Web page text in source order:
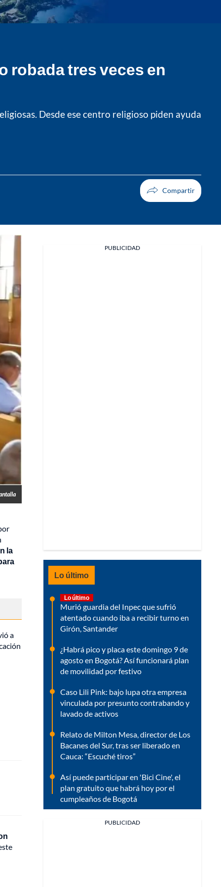
robada tres veces en
Desde ese centro religioso piden ayuda
la
a
PUBLICIDAD
Lo último
Lo último
Murió guardia del Inpec que sufrió
atentado cuando iba a recibir turno en
Girón, Santander
¿Habrá pico y placa este domingo 9 de
agosto en Bogotá? Así funcionará plan
de movilidad por festivo
Caso Lili Pink: bajo lupa otra empresa
vinculada por presunto contrabando y
lavado de activos
Relato de Milton Mesa, director de Los
Bacanes del Sur, tras ser liberado en
Cauca: “Escuché tiros”
Así puede participar en 'Bici Cine', el
plan gratuito que habrá hoy por el
cumpleaños de Bogotá
PUBLICIDAD